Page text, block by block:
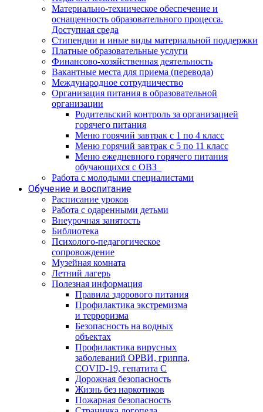
Материально-техническое обеспечение и
оснащенность образовательного процесса.
Доступная среда
Стипендии и иные виды материальной поддержки
Платные образовательные услуги
Финансово-хозяйственная деятельность
Вакантные места для приема (перевода)
Международное сотрудничество
Организация питания в образовательной
организации
Родительский контроль за организацией
горячего питания
Меню горячий завтрак с 1 по 4 класс
Меню горячий завтрак с 5 по 11 класс
Меню ежедневного горячего питания
обучающихся с ОВЗ
Работа с молодыми специалистами
Обучение и воспитание
Расписание уроков
Работа с одаренными детьми
Внеурочная занятость
Библиотека
Психолого-педагогическое
сопровождение
Музейная комната
Летний лагерь
Полезная информация
Правила здорового питания
Профилактика экстремизма
и терроризма
Безопасность на водных
объектах
Профилактика вирусных
заболеваний ОРВИ, гриппа,
COVID-19, гепатита С
Дорожная безопасность
Жизнь без наркотиков
Пожарная безопасность